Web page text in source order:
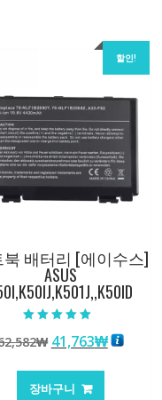
할인!
북 배터리 [에이수스]
ASUS
5.00
로 평가됨
₩ 원
가
41,763₩현
장바구니